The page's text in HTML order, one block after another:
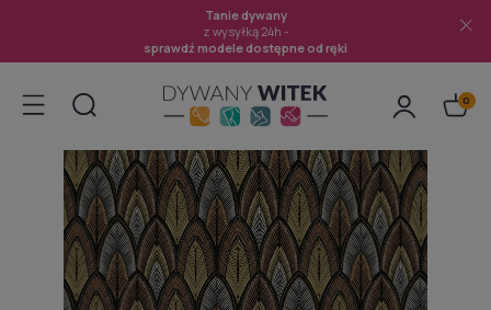
Tanie dywany
z wysyłką 24h -
sprawdź modele dostępne od ręki